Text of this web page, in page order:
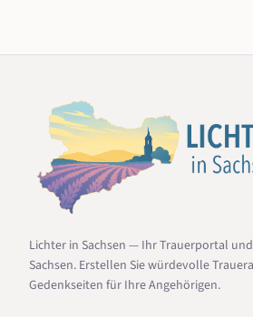
Lichter in Sachsen — Ihr Trauerportal
Sachsen. Erstellen Sie würdevolle
Gedenkseiten für Ihre Angehörigen.